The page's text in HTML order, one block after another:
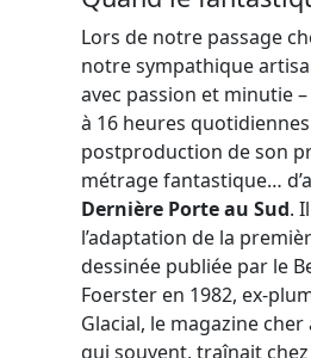
Lors de notre passage
notre sympathique
avec passion et minutie
à 16 heures quotidiennes
postproduction de son
métrage fantastique…
Dernière Porte au Sud.
l’adaptation de la
dessinée publiée par le
Foerster en 1982, ex-
Glacial, le magazine
qui souvent, traînait